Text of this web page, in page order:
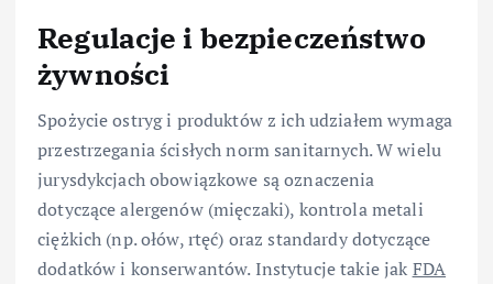
Regulacje i bezpieczeństwo
żywności
Spożycie ostryg i produktów z ich udziałem wymaga
przestrzegania ścisłych norm sanitarnych. W wielu
jurysdykcjach obowiązkowe są oznaczenia
dotyczące alergenów (mięczaki), kontrola metali
ciężkich (np. ołów, rtęć) oraz standardy dotyczące
dodatków i konserwantów. Instytucje takie jak FDA